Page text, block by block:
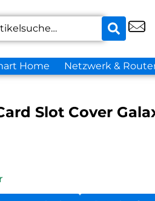
Home Netzwerk &
Slot Cover